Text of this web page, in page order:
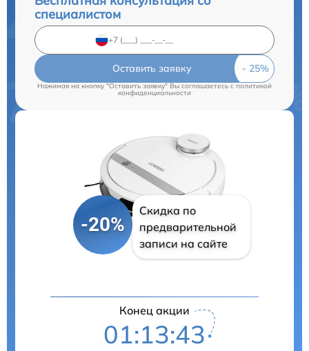
специалистом
Оставить заявку
Нажимая на кнопку "Оставить заявку" Вы соглашаетесь cполитикой
конфиденциальности
-20%
Скидка по
предварительной
записи на сайте
Конец акции
01:13:42